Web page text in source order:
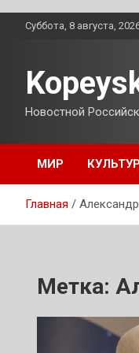
ПерейтиСуббота, 8 августа,
Новостной
МИР
Главная
Метка: